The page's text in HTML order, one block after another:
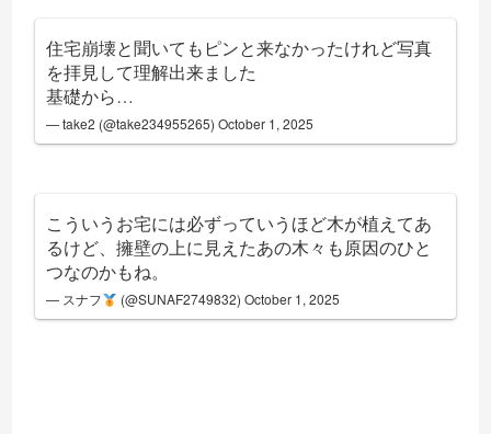
住宅崩壊と聞いてもピンと来なかったけれど写真
を拝見して理解出来ました
基礎から…
— take2 (@take234955265)October 1, 2025
こういうお宅には必ずっていうほど木が植えてあ
るけど、擁壁の上に見えたあの木々も原因のひと
つなのかもね。
— スナフ (@SUNAF2749832) October 1, 2025